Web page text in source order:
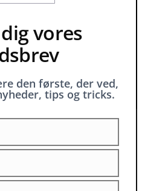
vores
den første, der ved,
tips og tricks.